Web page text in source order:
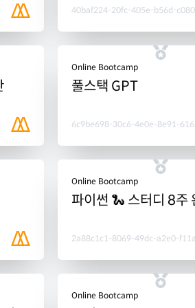
40baf224-20fc-405e-b56d-
Online Bootcamp
풀스택 GPT
6c9be698-30c6-4e0e-8e91-
Online Bootcamp
파이썬 🐍 스터디 8주
2a88c1c1-8069-49dc-a2e0-
Online Bootcamp